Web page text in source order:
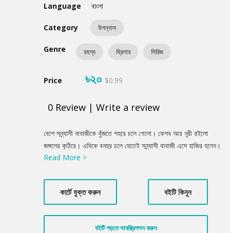
Language
বাংলা
Category উপন্যাস
Genre রহস্য থ্রিলার সিরিজ
Price ৳২০ $0.99
0 Review | Write a review
Product
Summery
বেশে সন্ন্যাসী বাবাজীকে খুঁজতে শহরে চলে গেলো। কেশব আর নূরী রইলো
জঙ্গলের কুঠিরে। এদিকে বনহুর চলে যেতেই সন্ন্যাসী বাবাজী এসে হাজির হলেন।
শহরে রাত্রি হয়ে যাওয়ায় তিনি ফিরতে পারেননি—গত রাত্রি তাই তিনি শহরে
শহরে, তখন সন্ন্যাসী বাবার মুখ গম্ভীর হলো। কারণ শহর এ জঙ্গল ছেড়ে বহু
দূরের পথ। এতো দূর সে যাবে কি করে, তারপর কোথায় তাকে খুঁজে ফিরবে!
কেশব আর নূরী সন্ন্যাসী বাবাজীর সঙ্গে চিন্তিত হয়ে পড়লো। এখন বনহুরকে
ফিরিয়ে আনার উপায় কি! বিশেষ করে এসব জায়গা তার কাছে সম্পূর্ণ নতুন।
Read More >
কার্টে যুক্ত করুন বইটি কিনুন
বইটি পড়তে সাবস্ক্রিপশন করুন